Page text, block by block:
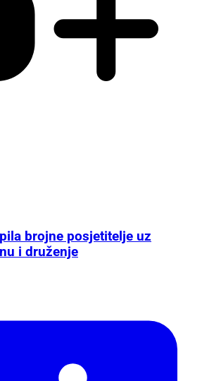
brojne posjetitelje uz
i druženje